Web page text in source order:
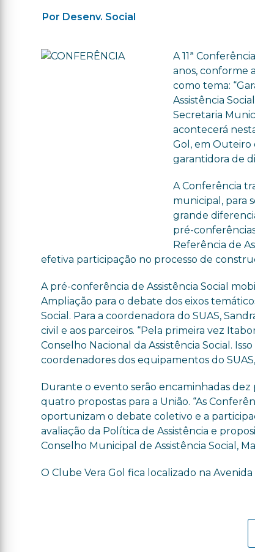
Por Desenv. Social
A 11ª
anos, conforme
como tema:
Assistência
Secretaria
acontecerá
Gol, em Outeiro
garantidora de
A Conferência
municipal, para
grande
pré-
Referência de
efetiva participação no processo de
A pré-conferência de Assistência Social
Ampliação para o debate dos eixos
Social. Para a coordenadora do SUAS,
civil e aos parceiros. “Pela primeira vez
Conselho Nacional da Assistência Social.
coordenadores dos equipamentos do
Durante o evento serão encaminhadas dez
quatro propostas para a União. “As
oportunizam o debate coletivo e a
avaliação da Política de Assistência e
Conselho Municipal de Assistência Social,
O Clube Vera Gol fica localizado na